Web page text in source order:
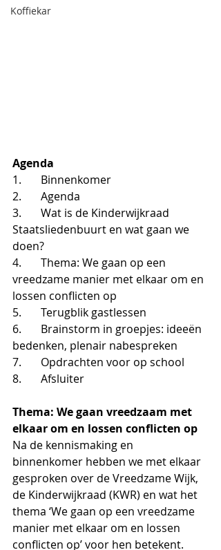
Koffiekar
Agenda
1.       Binnenkomer
2.       Agenda
3.       Wat is de Kinderwijkraad
Staatsliedenbuurt en wat gaan we
doen?
4.       Thema: We gaan op een
vreedzame manier met elkaar om en
lossen conflicten op
5.       Terugblik gastlessen
6.       Brainstorm in groepjes: ideeën
bedenken, plenair nabespreken
7.       Opdrachten voor op school
8.       Afsluiter
Thema: We gaan vreedzaam met
elkaar om en lossen conflicten op
Na de kennismaking en
binnenkomer hebben we met elkaar
gesproken over de Vreedzame Wijk,
de Kinderwijkraad (KWR) en wat het
thema ‘We gaan op een vreedzame
manier met elkaar om en lossen
conflicten op’ voor hen betekent.